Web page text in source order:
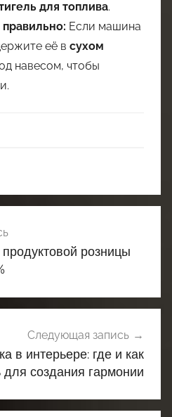
для топлива.
правильно: Если машина
её в сухом
навесом, чтобы
розницы
Следующая запись
в интерьере: где и как
для создания гармонии